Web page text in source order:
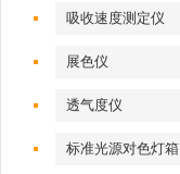
吸收速度测定仪
展色仪
透气度仪
标准光源对色灯箱